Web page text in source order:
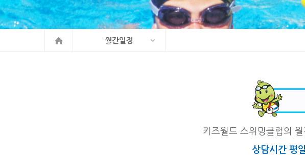
월간일정
키즈월드 스위밍클럽의 월
상담시간 평